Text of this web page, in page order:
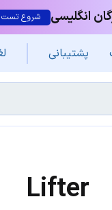
انگلیسی شروع تست
پشتیبانی
Lifter